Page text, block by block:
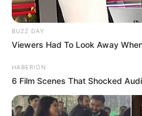
BUZZ DAY
Viewers Had To Look Away
HABERION
6 Film Scenes That Shocked